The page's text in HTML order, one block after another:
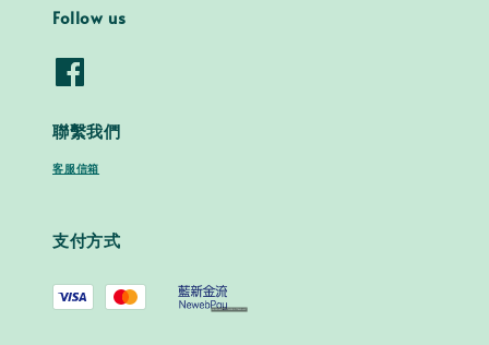
Follow us
聯繫我們
客服信箱
支付方式